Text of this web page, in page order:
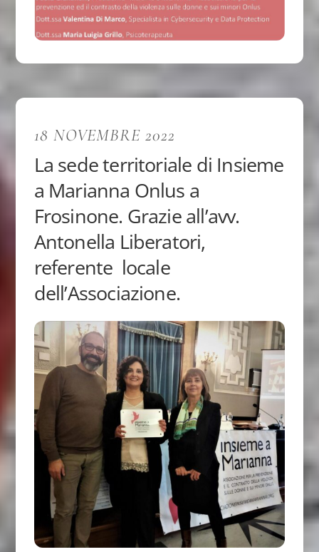
18 NOVEMBRE 2022
La sede territoriale di Insieme
a Marianna Onlus a
Frosinone. Grazie all’avv.
Antonella Liberatori,
referente locale
dell’Associazione.